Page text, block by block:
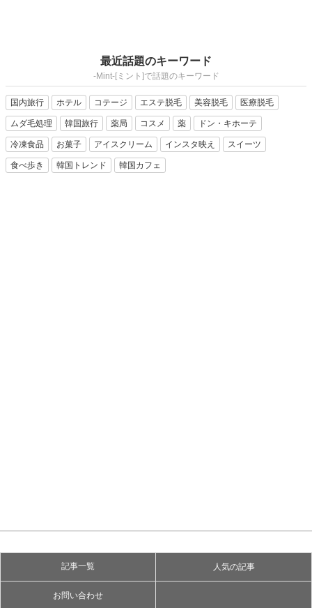
最近話題のキーワード
-Mint-[ミント]で話題のキーワード
国内旅行 ホテル コテージ エステ脱毛 美容脱毛 医療脱毛
ムダ毛処理 韓国旅行 薬局 コスメ 薬 ドン・キホーテ
冷凍食品 お菓子 アイスクリーム インスタ映え スイーツ
食べ歩き 韓国トレンド 韓国カフェ
記事一覧 人気の記事
お問い合わせ